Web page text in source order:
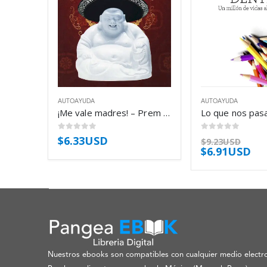
AUTOAYUDA
¡Me vale madres! – Prem Dayal
0out of 5
$6.33USD
AUTOAYUDA
$9.23USD
$6.91USD
Nuestros ebooks son compatibles con cualquier medio